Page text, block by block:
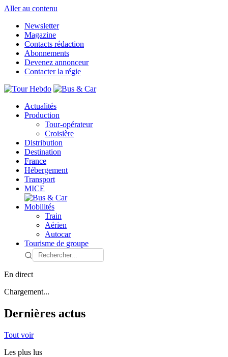
Aller au contenu
Newsletter
Magazine
Contacts rédaction
Abonnements
Devenez annonceur
Contacter la régie
Actualités
Production
Tour-opérateur
Croisière
Distribution
Destination
France
Hébergement
Transport
MICE
Mobilités
Train
Aérien
Autocar
Tourisme de groupe
En direct
Chargement...
Dernières actus
Tout voir
Les plus lus